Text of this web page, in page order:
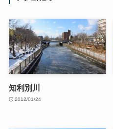
知利別川
2012/01/24